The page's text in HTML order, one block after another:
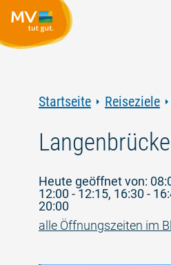
Startseite Reiseziele
Langenbrücke
Heute geöffnet von:
12:00 - 12:15, 16:30 -
20:00
alle Öffnungszeiten im